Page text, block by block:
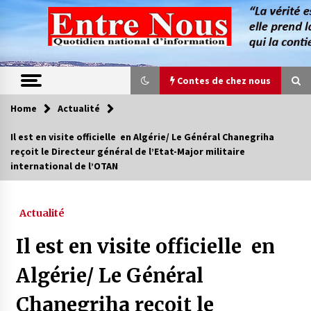
content
Contes de chez nous
Contes de chez nous
Quand la mère n’est plus là (17e partie)
4 ans ago
Oum el Gaïla / L’ogresse du M’zab
4 ans ago
Home Actualité
Il est en visite officielle en Algérie/ Le Général Chanegriha
reçoit le Directeur général de l’Etat-Major militaire
international de l’OTAN
Actualité
Il est en visite officielle en
Algérie/ Le Général
Chanegriha reçoit le